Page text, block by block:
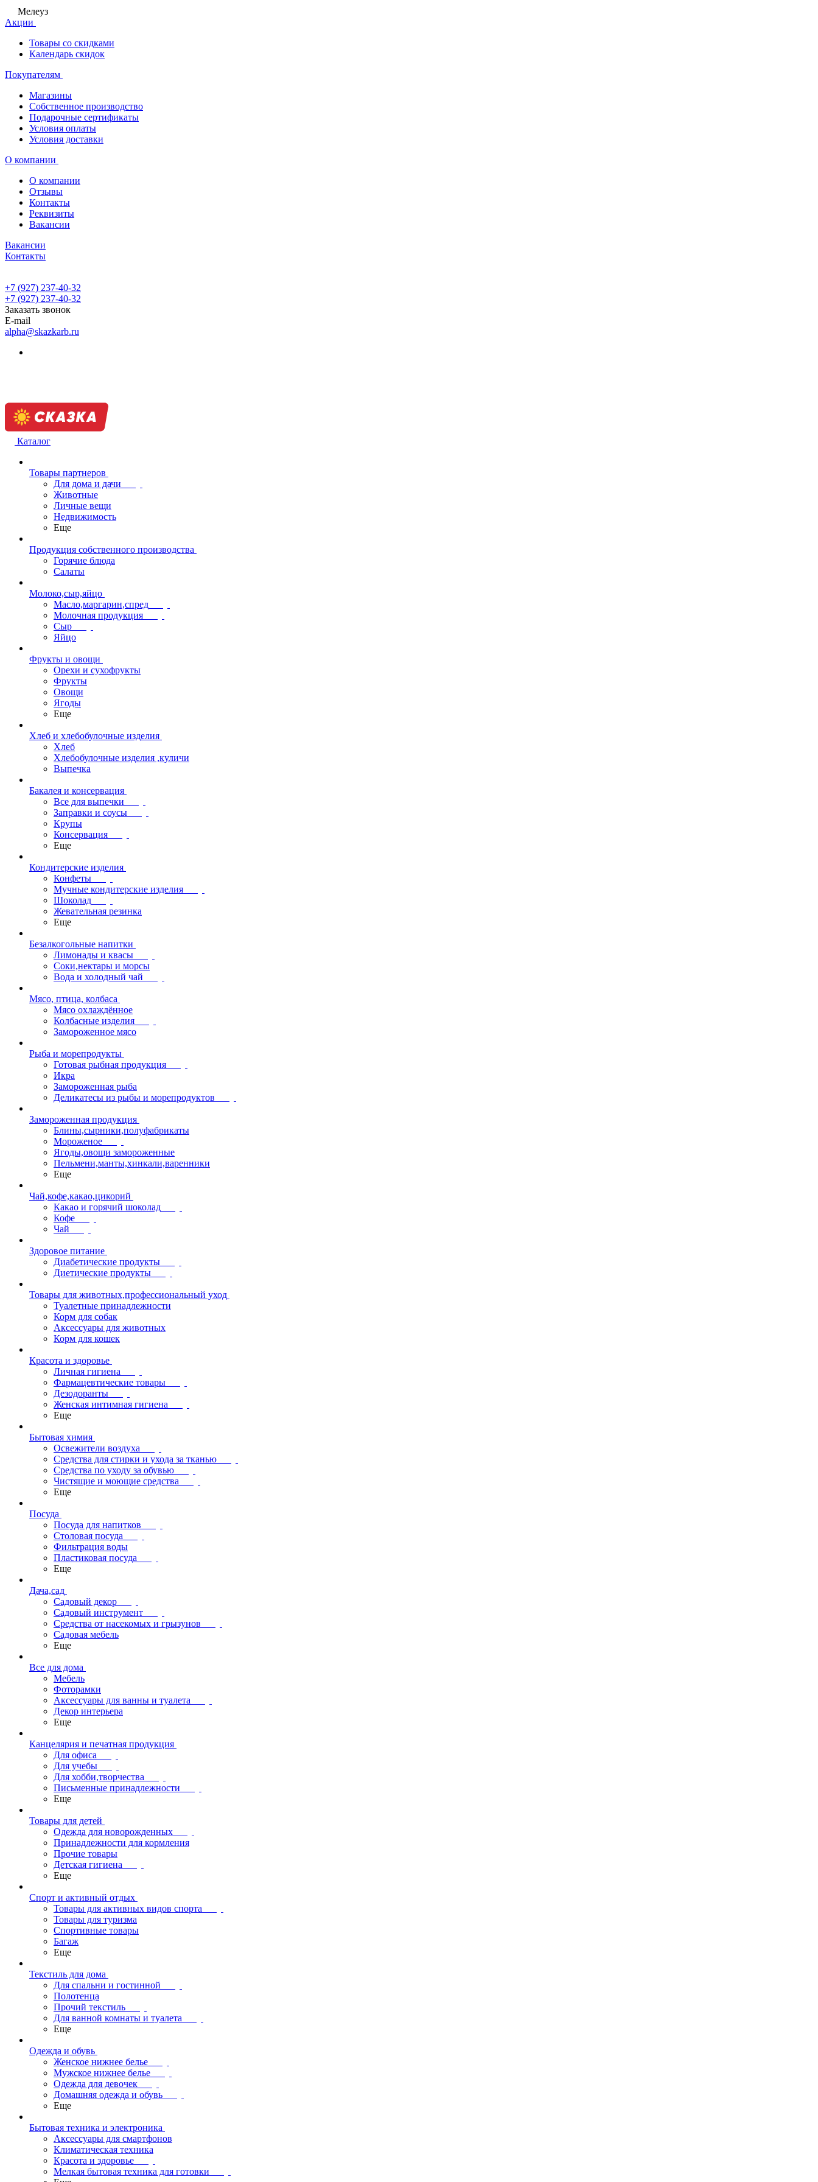
Мелеуз
Акции
Товары со скидками
Календарь скидок
Покупателям
Магазины
Собственное производство
Подарочные сертификаты
Условия оплаты
Условия доставки
О компании
О компании
Отзывы
Контакты
Реквизиты
Вакансии
Вакансии
Контакты
+7 (927) 237-40-32
+7 (927) 237-40-32
Заказать звонок
E-mail
alpha@skazkarb.ru
Каталог
Товары партнеров
Для дома и дачи
Животные
Личные вещи
Недвижимость
Еще
Продукция собственного производства
Горячие блюда
Салаты
Молоко,сыр,яйцо
Масло,маргарин,спред
Молочная продукция
Сыр
Яйцо
Фрукты и овощи
Орехи и сухофрукты
Фрукты
Овощи
Ягоды
Еще
Хлеб и хлебобулочные изделия
Хлеб
Хлебобулочные изделия ,куличи
Выпечка
Бакалея и консервация
Все для выпечки
Заправки и соусы
Крупы
Консервация
Еще
Кондитерские изделия
Конфеты
Мучные кондитерские изделия
Шоколад
Жевательная резинка
Еще
Безалкогольные напитки
Лимонады и квасы
Соки,нектары и морсы
Вода и холодный чай
Мясо, птица, колбаса
Мясо охлаждённое
Колбасные изделия
Замороженное мясо
Рыба и морепродукты
Готовая рыбная продукция
Икра
Замороженная рыба
Деликатесы из рыбы и морепродуктов
Замороженная продукция
Блины,сырники,полуфабрикаты
Мороженое
Ягоды,овощи замороженные
Пельмени,манты,хинкали,варенники
Еще
Чай,кофе,какао,цикорий
Какао и горячий шоколад
Кофе
Чай
Здоровое питание
Диабетические продукты
Диетические продукты
Товары для животных,профессиональный уход
Туалетные принадлежности
Корм для собак
Аксессуары для животных
Корм для кошек
Красота и здоровье
Личная гигиена
Фармацевтические товары
Дезодоранты
Женская интимная гигиена
Еще
Бытовая химия
Освежители воздуха
Средства для стирки и ухода за тканью
Средства по уходу за обувью
Чистящие и моющие средства
Еще
Посуда
Посуда для напитков
Столовая посуда
Фильтрация воды
Пластиковая посуда
Еще
Дача,сад
Садовый декор
Садовый инструмент
Средства от насекомых и грызунов
Садовая мебель
Еще
Все для дома
Мебель
Фоторамки
Аксессуары для ванны и туалета
Декор интерьера
Еще
Канцелярия и печатная продукция
Для офиса
Для учебы
Для хобби,творчества
Письменные принадлежности
Еще
Товары для детей
Одежда для новорожденных
Принадлежности для кормления
Прочие товары
Детская гигиена
Еще
Спорт и активный отдых
Товары для активных видов спорта
Товары для туризма
Спортивные товары
Багаж
Еще
Текстиль для дома
Для спальни и гостинной
Полотенца
Прочий текстиль
Для ванной комнаты и туалета
Еще
Одежда и обувь
Женское нижнее белье
Мужское нижнее белье
Одежда для девочек
Домашняя одежда и обувь
Еще
Бытовая техника и электроника
Аксессуары для смартфонов
Климатическая техника
Красота и здоровье
Мелкая бытовая техника для готовки